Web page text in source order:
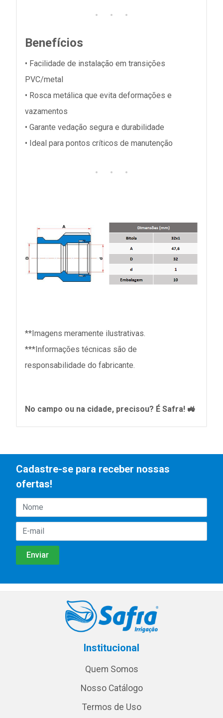
Benefícios
• Facilidade de instalação em transições
PVC/metal
• Rosca metálica que evita deformações e
vazamentos
• Garante vedação segura e durabilidade
• Ideal para pontos críticos de manutenção
**Imagens meramente ilustrativas.
***Informações técnicas são de
responsabilidade do fabricante.
No campo ou na cidade, precisou? É Safra! 🚜
Cadastre-se para receber nossas
ofertas!
Institucional
Quem Somos
Nosso Catálogo
Termos de Uso